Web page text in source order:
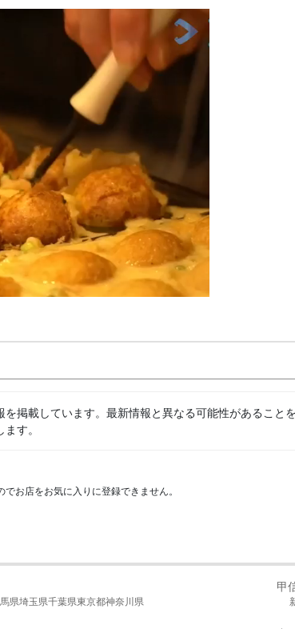
掲載しています。最新情報と異なる可能性があること
す。
お店をお気に入りに登録できません。
県埼玉県千葉県東京都神奈川県
甲